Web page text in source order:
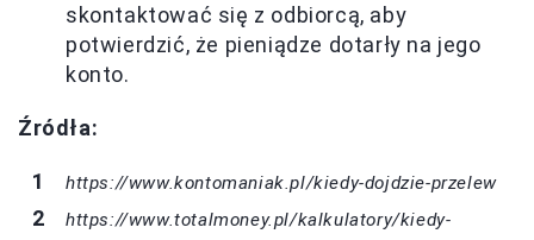
skontaktować się z odbiorcą, aby
potwierdzić, że pieniądze dotarły na jego
konto.
Źródła:
https://www.kontomaniak.pl/kiedy-dojdzie-przelew
https://www.totalmoney.pl/kalkulatory/kiedy-